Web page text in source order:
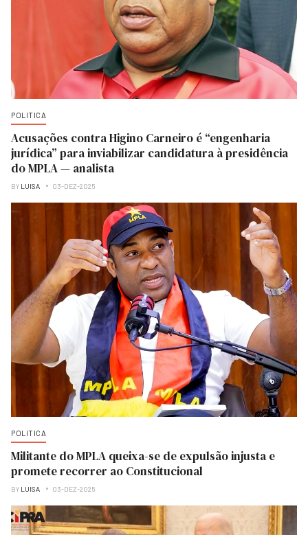
POLITICA
Acusações contra Higino Carneiro é “engenharia
jurídica” para inviabilizar candidatura à presidência
do MPLA — analista
BY LUISA 03-DEZ-2025
POLITICA
Militante do MPLA queixa-se de expulsão injusta e
promete recorrer ao Constitucional
BY LUISA 03-DEZ-2025